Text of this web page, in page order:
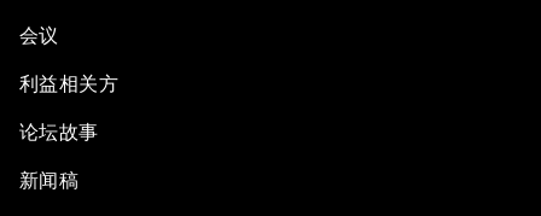
会议
利益相关方
论坛故事
新闻稿